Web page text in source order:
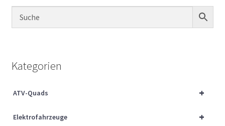
Sachs Ersatzteile
Über uns
Kategorien
+
ATV-Quads
+
Elektrofahrzeuge